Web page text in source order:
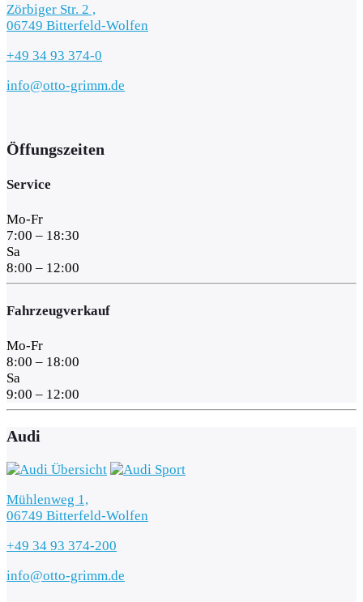
Zörbiger Str. 2 ,
06749 Bitterfeld-Wolfen
+49 34 93 374-0
info@otto-grimm.de
Öffungszeiten
Service
Mo-Fr
7:00 – 18:30
Sa
8:00 – 12:00
Fahrzeugverkauf
Mo-Fr
8:00 – 18:00
Sa
9:00 – 12:00
Audi
Mühlenweg 1,
06749 Bitterfeld-Wolfen
+49 34 93 374-200
info@otto-grimm.de